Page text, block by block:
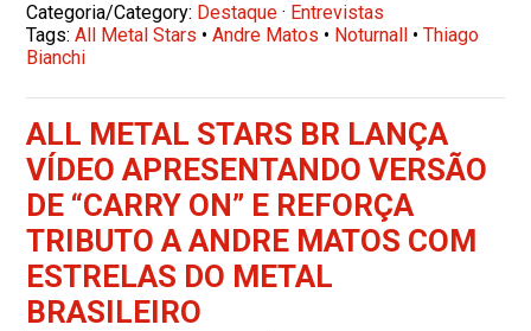
Categoria/Category: Destaque · Entrevistas
Tags:All Metal Stars •Andre Matos • Noturnall •Thiago
Bianchi
ALL METAL STARS BR LANÇA
VÍDEO APRESENTANDO VERSÃO
DE “CARRY ON” E REFORÇA
TRIBUTO A ANDRE MATOS COM
ESTRELAS DO METAL
BRASILEIRO